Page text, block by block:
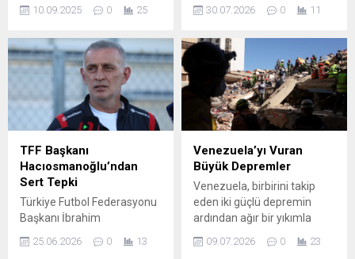
desteğinde kontenjanın
kabul etti. Nilüfer Belediye
Meclisi’nin Eylül ayı ikinci
birleşimi Başkan Şadi
Özdemir’in başkanlığında
“Nilüfer Barış Meclisi”nde
yapıldı. Toplantıda,
Nilüfer’deki sosyal
belediyecilik çalışmaları ve
dayanışma ruhunu
güçlendirecek önemli
kararlar alındı. ​Toplantıda
gündeme gelen konular
arasında,...
10.09.2025 0 25
Lviv kentine kadar ulaşan
olduğu saldırılarda en az 13
kişi yaşamını yitirdi, 25 kişi
yaralandı. Saldırıların
yaygınlığı ve komşu ülkelere
yakınlığı, bölgedeki güvenlik
alarmını yükseltti. Polonya,
hava sahasını korumak için
savaş uçakları ve erken
ihbar...
30.07.2026 0 11
TFF Başkanı
Hacıosmanoğlu’ndan
Sert Tepki
Türkiye Futbol Federasyonu
Başkanı İbrahim
Hacıosmanoğlu, gündeme
ilişkin düşüncelerini güçlü
25.06.2026 0 13
Venezuela’yı Vuran
Büyük Depremler
Venezuela, birbirini takip
eden iki güçlü depremin
ardından ağır bir yıkımla
karşı karşıya. Ülke genelinde
arama-kurtarma çalışmaları
09.07.2026 0 23